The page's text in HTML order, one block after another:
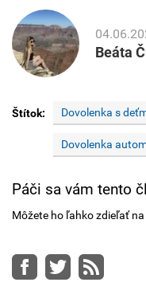
Beáta
Štítok: Dovolenka s
Dovolenka
Páči sa vám tento
Môžete ho ľahko zdieľať
Facebook
Twitter
RSS